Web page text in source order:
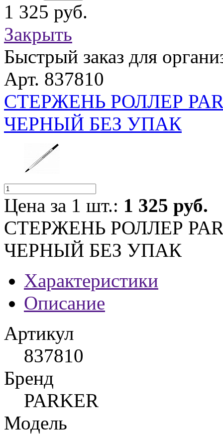
1 325 руб.
Закрыть
Быстрый заказ для
Арт. 837810
СТЕРЖЕНЬ РОЛЛЕР
ЧЕРНЫЙ БЕЗ УПАК
Цена за 1 шт.: 1 325 руб.
СТЕРЖЕНЬ РОЛЛЕР
ЧЕРНЫЙ БЕЗ УПАК
Характеристики
Описание
Артикул
837810
Бренд
PARKER
Модель